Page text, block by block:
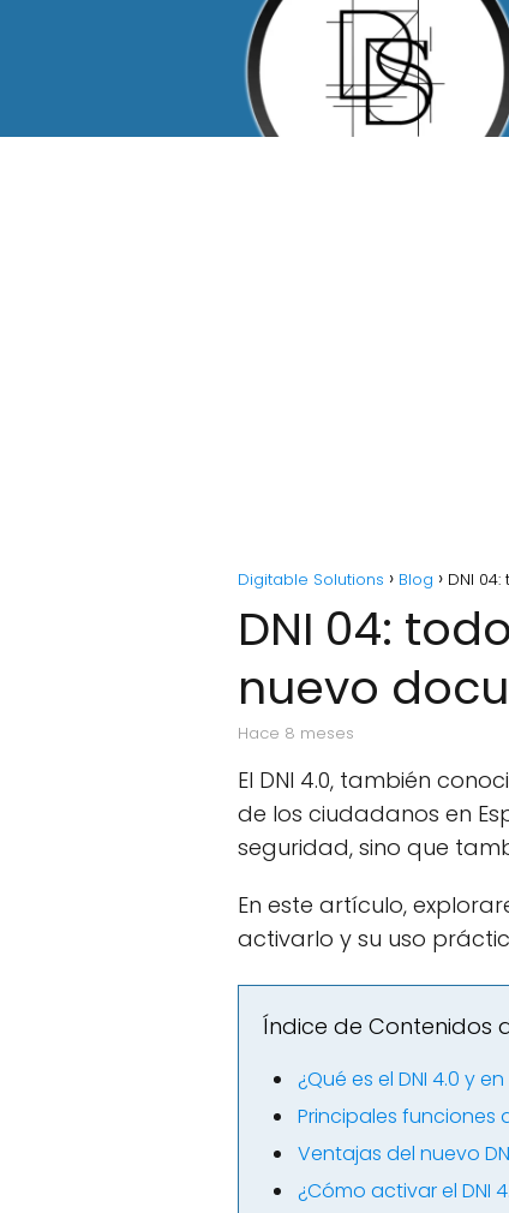
Digitable Solutions Blog DNI
DNI 04:
nuevo
hace 8 meses
El DNI 4.0, también
de los ciudadanos en
seguridad, sino que
En este artículo,
activarlo y su uso
Índice de Contenidos
¿Qué es el DNI 4.0 y
Principales funciones
Ventajas del nuevo
¿Cómo activar el DNI